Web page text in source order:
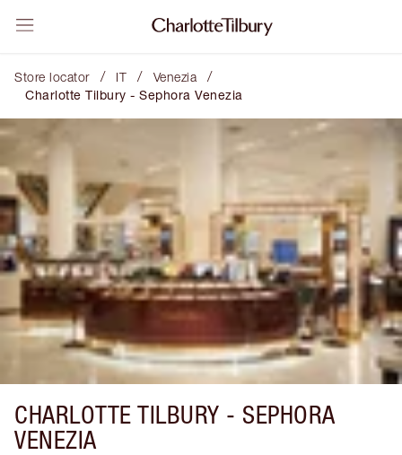
Store locator / IT / Venezia /
Charlotte Tilbury - Sephora Venezia
CHARLOTTE TILBURY - SEPHORA
VENEZIA